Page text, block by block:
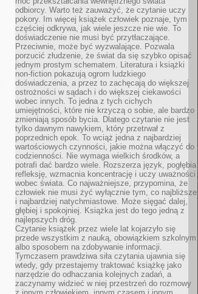
odbiorcy. Warto też zauważyć, że czytanie uczy
pokory. Im więcej książek człowiek poznaje, tym
częściej odkrywa, jak wiele jeszcze nie wie. To
doświadczenie nie musi być przytłaczające.
Przeciwnie, może być wyzwalające. Pozwala
porzucić złudzenie, że świat da się szybko opisać
jednym prostym schematem. Literatura i książki
non-fiction pokazują ogrom ludzkiego
doświadczenia, a przez to zachęcają do większej
ostrożności w sądach i do większej ciekawości
wobec innych. To jedna z tych cichych
umiejętności, które nie krzyczą o sobie, ale bardzo
zmieniają sposób bycia. Dlatego czytanie nie jest
tylko dawnym nawykiem, który przetrwał z
poprzednich epok. To wciąż jedna z najbardziej
wartościowych czynności, jakie można włączyć do
codzienności. Nie wymaga wielkich środków, a
potrafi dać bardzo wiele. Rozszerza język, pogłębia
refleksję, wzmacnia koncentrację i uczy uważności
wobec świata. Co najważniejsze, przypomina, że
człowiek nie musi żyć wyłącznie tym, co najbliższe
i najbardziej natychmiastowe. Może sięgać dalej,
głębiej i spokojniej. Książka jest do tego jedną z
najlepszych dróg.
Czytanie książek przez wiele lat kojarzyło się
przede wszystkim z nauką, obowiązkiem szkolnym
albo sposobem na zdobywanie informacji.
Tymczasem prawdziwa siła czytania ujawnia się
wtedy, gdy przestajemy traktować książkę jako
narzędzie do odhaczania kolejnych zadań, a
zaczynamy widzieć w niej przestrzeń do rozmowy